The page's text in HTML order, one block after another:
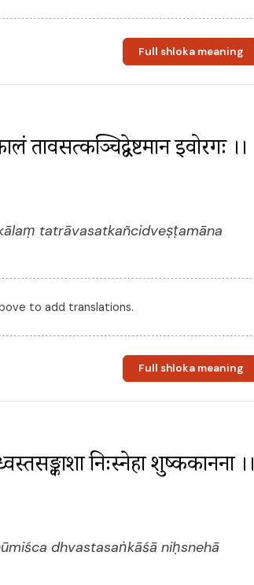
Full shloka meaning
तत्रावसत्कञ्चिद्वेष्टमान इवोरगः ।।
tatrāvasatkañcidveṣṭamāna
to add translations.
Full shloka meaning
निःस्नेहा शुष्ककानना ।।
dhvastasaṅkāśā niḥsnehā